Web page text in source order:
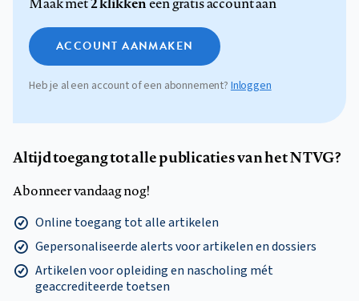
Maak met een gratis account aan
ACCOUNT AANMAKEN
Heb je al een account of een abonnement?Inloggen
Altijd toegang tot alle publicaties van het NTVG?
Abonneer vandaag nog!
Online toegang tot alle artikelen
Gepersonaliseerde alerts voor artikelen en dossiers
Artikelen voor opleiding en nascholing mét
geaccrediteerde toetsen